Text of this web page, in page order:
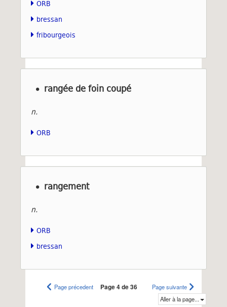
ORB
bressan
fribourgeois
rangée de foin coupé
n.
ORB
rangement
n.
ORB
bressan
Page précedent Page 4 de 36
Page suivante
Aller à la page...